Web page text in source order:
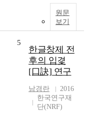
원문
보기
5
한글창제 전
후의 입겿
[口訣] 연구
남경란
2016
한국연구재
단(NRF)